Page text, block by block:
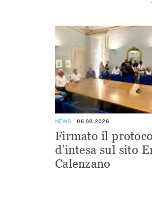
NEWS 06.08.2026
Firmato il
d’intesa sul sito
Calenzano